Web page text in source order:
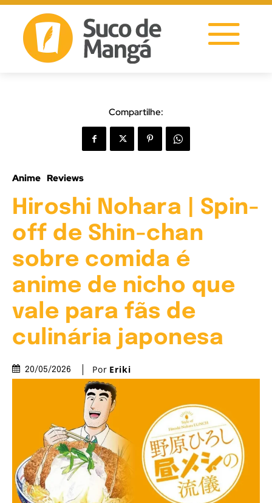
Compartilhe:
Anime Reviews
Hiroshi Nohara | Spin-
off de Shin-chan
sobre comida é
anime de nicho que
vale para fãs de
culinária japonesa
20/05/2026 Por Eriki